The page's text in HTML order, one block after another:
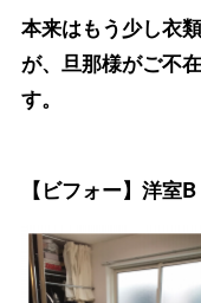
本来はもう少し衣
が、旦那様がご不
す。
【ビフォー】洋室B